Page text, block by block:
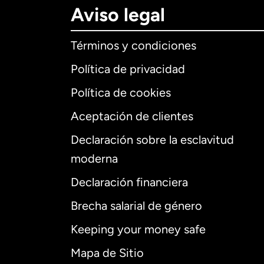
Aviso legal
Términos y condiciones
Política de privacidad
Política de cookies
Aceptación de clientes
Declaración sobre la esclavitud
moderna
Declaración financiera
Brecha salarial de género
Keeping your money safe
Mapa de Sitio
Internacional
Alemania